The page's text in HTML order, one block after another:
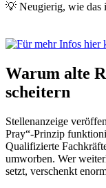
💡 Neugierig, wie das
Warum alte
scheitern
Stellenanzeige
Pray“-Prinzip
Qualifizierte
umworben. Wer
setzt, verschenkt